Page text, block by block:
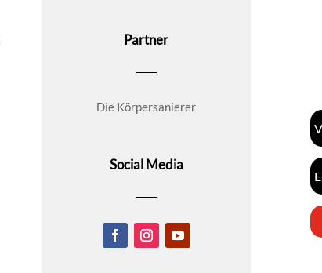
Partner
Die Körpersanierer
Social Media